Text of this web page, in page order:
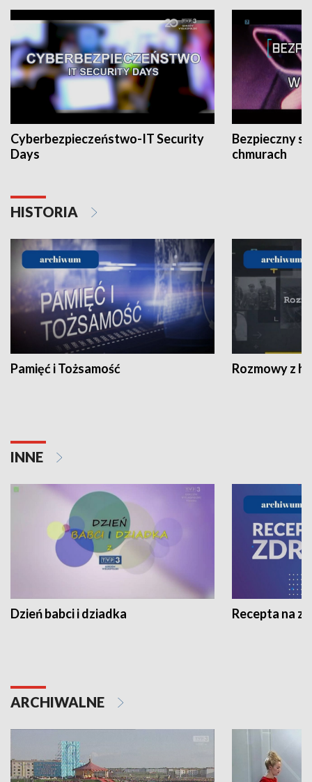
Cyberbezpieczeństwo-IT Security
Days
Bezpieczny
chmurach
HISTORIA
Pamięć i Tożsamość Rozmowy z
INNE
Dzień babci i dziadka Recepta na
ARCHIWALNE